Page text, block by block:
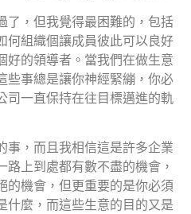
了，但我覺得最困難的，包括
何組織個讓成員彼此可以良好
好的領導者。當我們在做生意
些事總是讓你神經緊繃，你必
司一直保持在往目標邁進的軌
事，而且我相信這是許多企業
上到處都有數不盡的機會，
的機會，但更重要的是你必須
什麼，而這些生意的目的又是